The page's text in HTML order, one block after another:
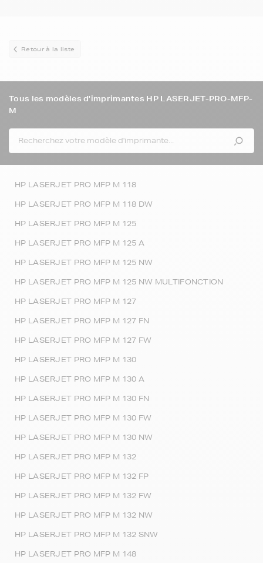
Retour à la liste
Tous les modèles d'imprimantes HP LASERJET-PRO-MFP-
M
HP LASERJET PRO MFP M 118
HP LASERJET PRO MFP M 118 DW
HP LASERJET PRO MFP M 125
HP LASERJET PRO MFP M 125 A
HP LASERJET PRO MFP M 125 NW
HP LASERJET PRO MFP M 125 NW MULTIFONCTION
HP LASERJET PRO MFP M 127
HP LASERJET PRO MFP M 127 FN
HP LASERJET PRO MFP M 127 FW
HP LASERJET PRO MFP M 130
HP LASERJET PRO MFP M 130 A
HP LASERJET PRO MFP M 130 FN
HP LASERJET PRO MFP M 130 FW
HP LASERJET PRO MFP M 130 NW
HP LASERJET PRO MFP M 132
HP LASERJET PRO MFP M 132 FP
HP LASERJET PRO MFP M 132 FW
HP LASERJET PRO MFP M 132 NW
HP LASERJET PRO MFP M 132 SNW
HP LASERJET PRO MFP M 148